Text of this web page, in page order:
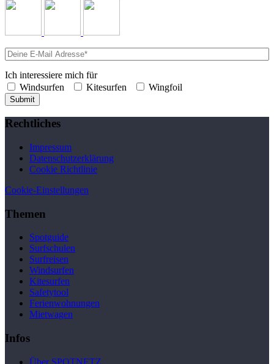
Ich interessiere mich für
Windsurfen
Kitesurfen Wingfoil
Submit
Rechtliches
Impressum
Datenschutzerklärung
Cookie Richtlinie
Cookie-Einstellungen
Themen
Spotguide
Surfschulen
Surfreisen
Windsurfen
Kitesurfen
Safetytool
Ferienwohnungen
Mietwagen
Infos
Über SPOTNETZ